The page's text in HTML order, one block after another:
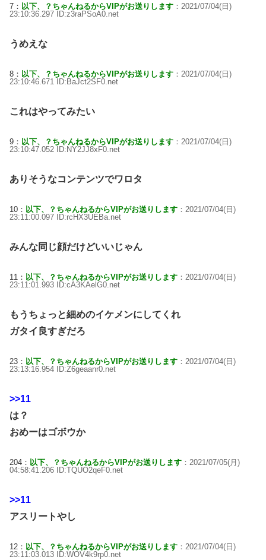
7： 以下、？ちゃんねるからVIPがお送りします ：2021/07/04(日)
23:10:36.297 ID:z3raPSoA0.net
うめえな
8： 以下、？ちゃんねるからVIPがお送りします ：2021/07/04(日)
23:10:46.671 ID:BaJct2SF0.net
これはやってみたい
9： 以下、？ちゃんねるからVIPがお送りします ：2021/07/04(日)
23:10:47.052 ID:NY2JJ8xF0.net
ありそうなコンテンツでワロタ
10： 以下、？ちゃんねるからVIPがお送りします ：2021/07/04(日)
23:11:00.097 ID:rcHX3UEBa.net
みんな同じ顔だけどいいじゃん
11： 以下、？ちゃんねるからVIPがお送りします ：2021/07/04(日)
23:11:01.993 ID:cA3KAelG0.net
もうちょっと細めのイケメンにしてくれ
ガタイ良すぎだろ
23： 以下、？ちゃんねるからVIPがお送りします ：2021/07/04(日)
23:13:16.954 ID:Z6geaanr0.net
>>11
は？
おめーはゴボウか
204： 以下、？ちゃんねるからVIPがお送りします ：2021/07/05(月)
04:58:41.206 ID:TQUO2qeF0.net
>>11
アスリートやし
12： 以下、？ちゃんねるからVIPがお送りします ：2021/07/04(日)
23:11:03.013 ID:WOV4k9rp0.net